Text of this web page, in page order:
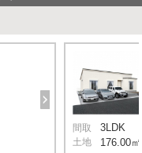
間取 3LDK
土地 176.00㎡